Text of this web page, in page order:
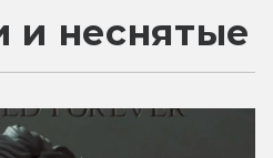
и неснятые